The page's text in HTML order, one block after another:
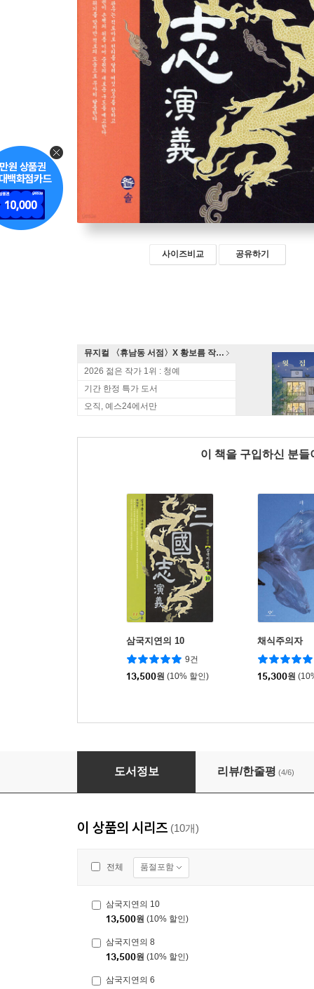
사이즈비교 공유하기
뮤지컬 〈휴남동 서점〉X 황보름 작가 북토크
2026 젊은 작가 1위 : 청예
기간 한정 특가 도서
오직, 예스24에서만
이 책을 구입하신 분
삼국지연의 10
9건
13,500원 (10% 할인)
채식주의자
15,300원
삼국지연의 3
도서정보 리뷰/한줄평 (4/6)
이 상품의 시리즈 (10개)
전체 품절포함
삼국지연의 10
13,500원 (10% 할인)
삼국지연의 8
13,500원 (10% 할인)
삼국지연의 6